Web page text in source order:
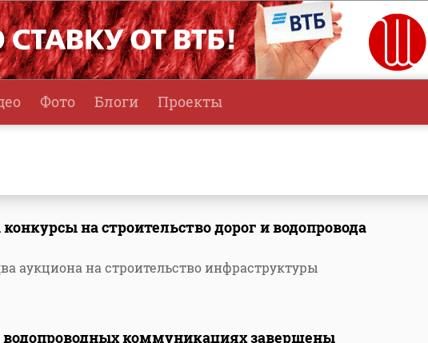
Фото Блоги Проекты
на строительство дорог и водопровода
аукциона на строительство инфраструктуры
коммуникациях завершены